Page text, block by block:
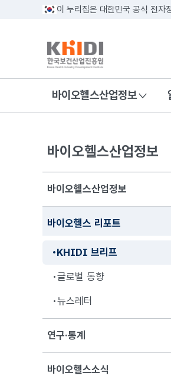
이 누리집은 대한민국 공식 전자
바이오헬스산업정보
바이오헬스산업정보
바이오헬스산업정보
바이오헬스 리포트
닫기
KHIDI 브리프
글로벌 동향
뉴스레터
연구·통계
열기
바이오헬스소식
열기